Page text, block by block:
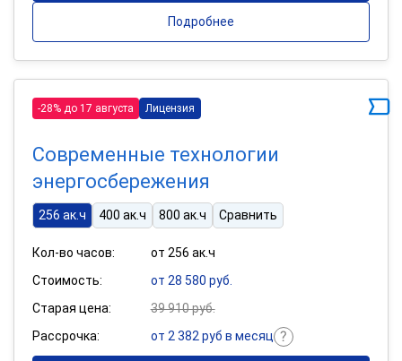
Подробнее
-28% до 17 августа Лицензия
Современные технологии
энергосбережения
256 ак.ч 400 ак.ч 800 ак.ч Сравнить
Кол-во часов:
от 256 ак.ч
Стоимость:
от 28 580 руб.
Старая цена:
39 910 руб.
Рассрочка:
от 2 382 руб в месяц